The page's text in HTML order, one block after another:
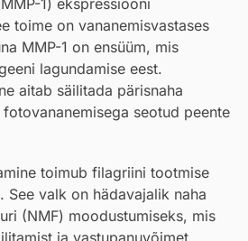
toime on vananemisvastases
MMP-1 on ensüüm, mis
lagundamise eest.
aitab säilitada pärisnaha
seotud peente
toimub filagriini tootmise
See valk on hädavajalik naha
(NMF) moodustumiseks, mis